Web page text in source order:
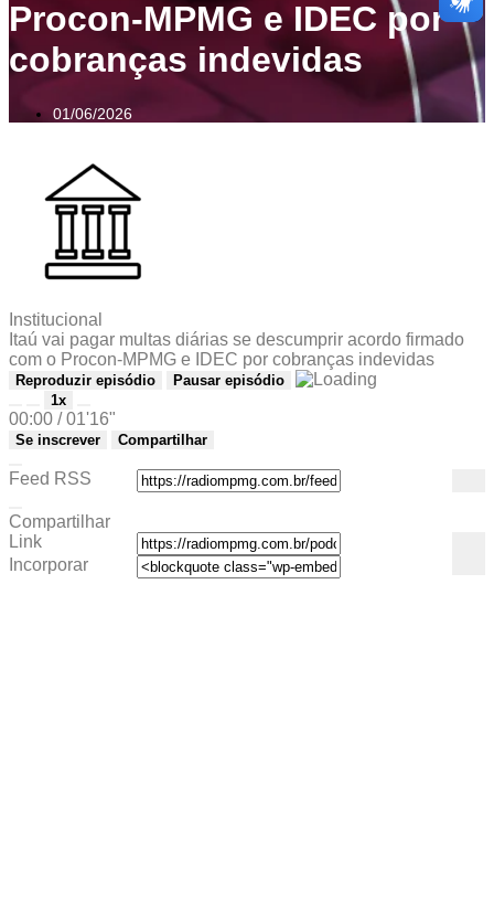
Procon-MPMG e IDEC por
cobranças indevidas
01/06/2026
Institucional
Itaú vai pagar multas diárias se descumprir acordo firmado
com o Procon-MPMG e IDEC por cobranças indevidas
Reproduzir episódio
Pausar episódio
1x
00:00 / 01'16"
Se inscrever Compartilhar
Feed RSS
Compartilhar
Link
Incorporar